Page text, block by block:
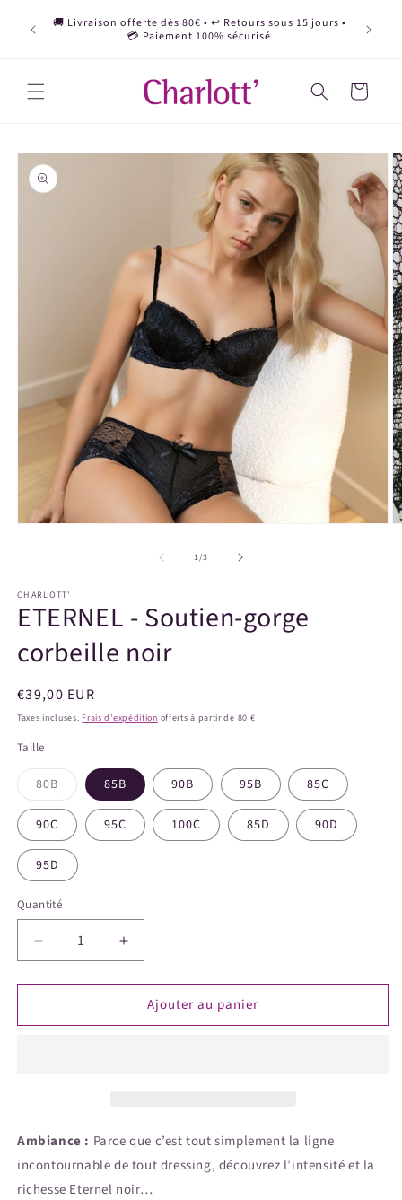
passer
au
🚚 Livraison offerte dès 80€ • ↩️ Retours sous 15 jours •
💳 Paiement 100% sécurisé
Panier
Passer aux
informations
produits
une
fenêtre
modale
1/de
3
CHARLOTT'
ETERNEL - Soutien-gorge
corbeille noir
Prix
habituel
€39,00 EUR
Taxes incluses. Frais d'expédition offerts à partir de 80 €
Taille
80BVariante
épuisée
ou
indisponible
85B 90B 95B 85C
90C 95C 100C 85D 90D
95D
Quantité
Quantité
Réduire
la
quantité
ETERNEL
Augmenter
la
quantité
ETERNEL
Ajouter au panier
Ambiance : Parce que c’est tout simplement la ligne
incontournable de tout dressing, découvrez l’intensité et la
richesse Eternel noir…